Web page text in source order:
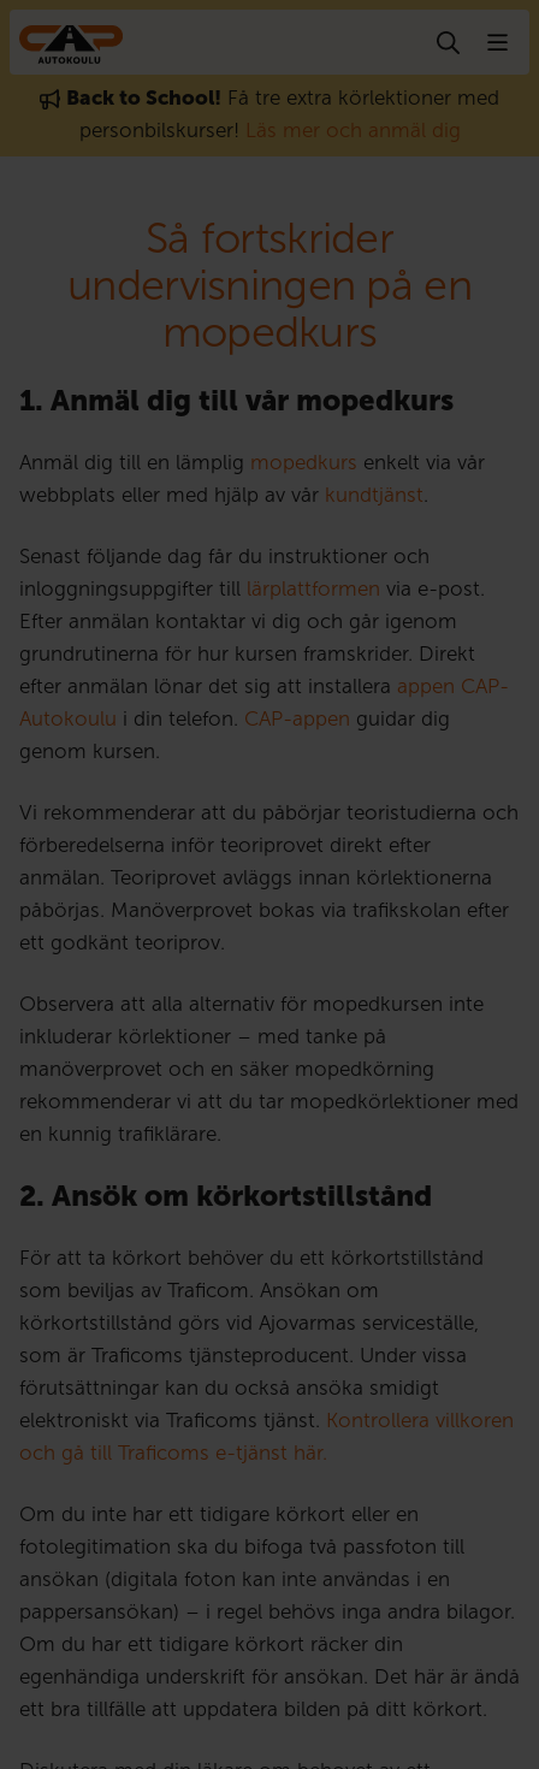
Gå till innehåll
Back to School! Få tre extra körlektioner med
personbilskurser! Läs mer och anmäl dig
Så fortskrider
undervisningen på en
mopedkurs
1. Anmäl dig till vår mopedkurs
Anmäl dig till en lämplig mopedkurs enkelt via vår
webbplats eller med hjälp av vår kundtjänst.
Senast följande dag får du instruktioner och
inloggningsuppgifter till lärplattformen via e-post.
Efter anmälan kontaktar vi dig och går igenom
grundrutinerna för hur kursen framskrider. Direkt
efter anmälan lönar det sig att installera appen CAP-
Autokoulu i din telefon. CAP-appen guidar dig
genom kursen.
Vi rekommenderar att du påbörjar teoristudierna och
förberedelserna inför teoriprovet direkt efter
anmälan. Teoriprovet avläggs innan körlektionerna
påbörjas. Manöverprovet bokas via trafikskolan efter
ett godkänt teoriprov.
Observera att alla alternativ för mopedkursen inte
inkluderar körlektioner – med tanke på
manöverprovet och en säker mopedkörning
rekommenderar vi att du tar mopedkörlektioner med
en kunnig trafiklärare.
2. Ansök om körkortstillstånd
För att ta körkort behöver du ett körkortstillstånd
som beviljas av Traficom. Ansökan om
körkortstillstånd görs vid Ajovarmas serviceställe,
som är Traficoms tjänsteproducent. Under vissa
förutsättningar kan du också ansöka smidigt
elektroniskt via Traficoms tjänst. Kontrollera villkoren
och gå till Traficoms e-tjänst här.
Om du inte har ett tidigare körkort eller en
fotolegitimation ska du bifoga två passfoton till
ansökan (digitala foton kan inte användas i en
pappersansökan) – i regel behövs inga andra bilagor.
Om du har ett tidigare körkort räcker din
egenhändiga underskrift för ansökan. Det här är ändå
ett bra tillfälle att uppdatera bilden på ditt körkort.